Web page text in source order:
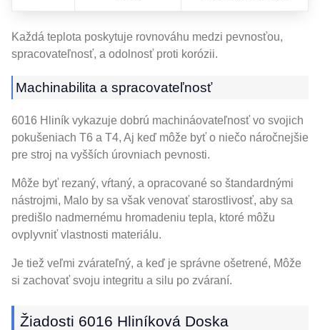
Každá teplota poskytuje rovnováhu medzi pevnosťou,
spracovateľnosť, a odolnosť proti korózii.
Machinabilita a spracovateľnosť
6016 Hliník vykazuje dobrú machináovateľnosť vo svojich
pokušeniach T6 a T4, Aj keď môže byť o niečo náročnejšie
pre stroj na vyšších úrovniach pevnosti.
Môže byť rezaný, vŕtaný, a opracované so štandardnými
nástrojmi, Malo by sa však venovať starostlivosť, aby sa
predišlo nadmernému hromadeniu tepla, ktoré môžu
ovplyvniť vlastnosti materiálu.
Je tiež veľmi zvárateľný, a keď je správne ošetrené, Môže
si zachovať svoju integritu a silu po zváraní.
Žiadosti 6016 Hliníková Doska